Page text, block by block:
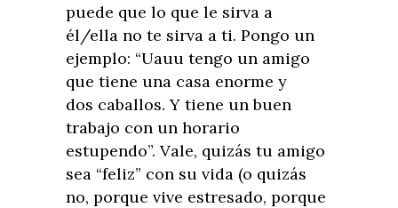
puede que lo que le sirva a
él/ella no te sirva a ti. Pongo un
ejemplo: “Uauu tengo un amigo
que tiene una casa enorme y
dos caballos. Y tiene un buen
trabajo con un horario
estupendo”. Vale, quizás tu amigo
sea “feliz” con su vida (o quizás
no, porque vive estresado, porque